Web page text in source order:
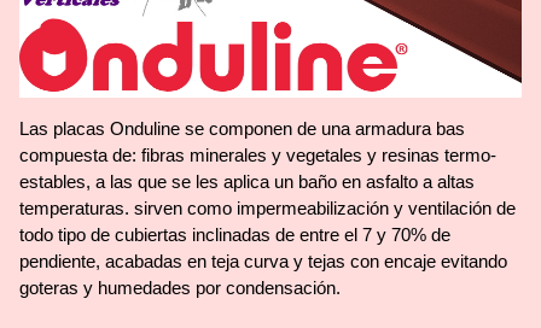
Las placas Onduline se componen de una armadura bas
compuesta de: fibras minerales y vegetales y resinas termo-
estables, a las que se les aplica un baño en asfalto a altas
temperaturas. sirven como impermeabilización y ventilación de
todo tipo de cubiertas inclinadas de entre el 7 y 70% de
pendiente, acabadas en teja curva y tejas con encaje evitando
goteras y humedades por condensación.